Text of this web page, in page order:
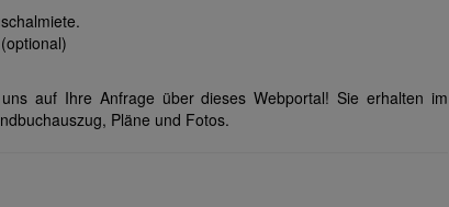
auf Ihre Anfrage über dieses Webportal! Sie erhalten im
Pläne und Fotos.